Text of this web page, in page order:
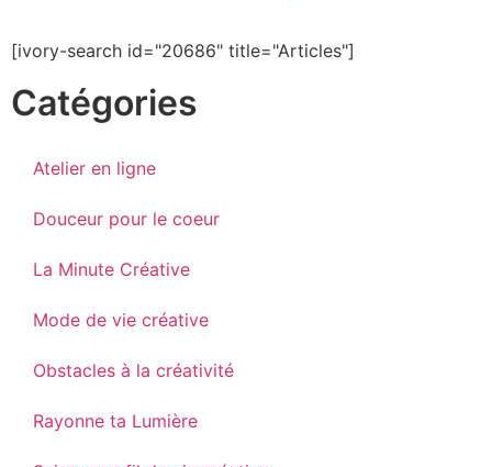
[ivory-search id="20686" title="Articles"]
Catégories
Atelier en ligne
Douceur pour le coeur
La Minute Créative
Mode de vie créative
Obstacles à la créativité
Rayonne ta Lumière